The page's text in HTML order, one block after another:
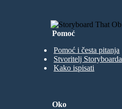
Pomoć
Pomoć i česta pitanja
Stvoritelj Storyboarda
Kako ispisati
Oko